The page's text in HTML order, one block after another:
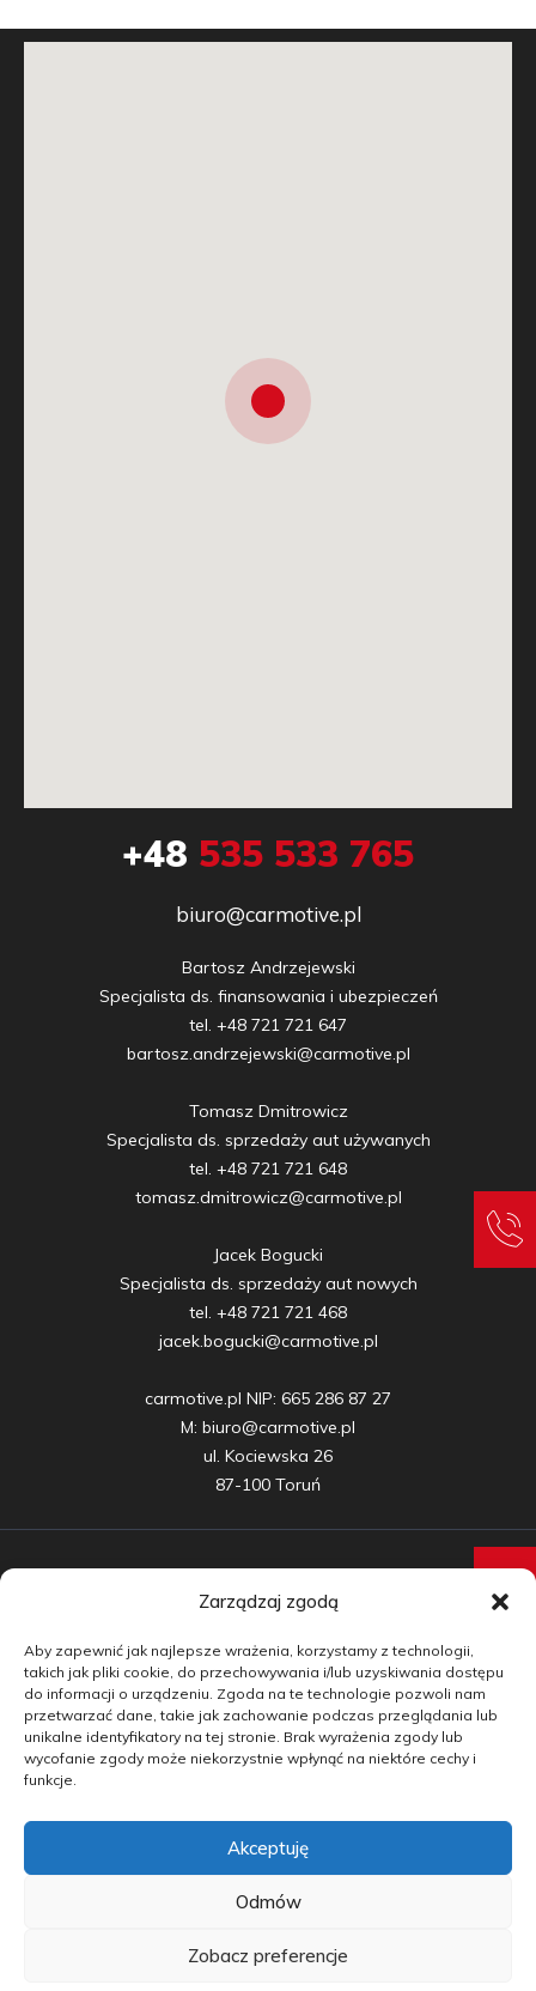
Zarządzaj zgodą
Aby zapewnić jak najlepsze wrażenia, korzystamy z technologii,
takich jak pliki cookie, do przechowywania i/lub uzyskiwania dostępu
do informacji o urządzeniu. Zgoda na te technologie pozwoli nam
przetwarzać dane, takie jak zachowanie podczas przeglądania lub
unikalne identyfikatory na tej stronie. Brak wyrażenia zgody lub
wycofanie zgody może niekorzystnie wpłynąć na niektóre cechy i
funkcje.
Akceptuję
Odmów
Zobacz preferencje
+48 535 533 765
biuro@carmotive.pl
Bartosz Andrzejewski
Specjalista ds. finansowania i ubezpieczeń
tel. +48 721 721 647
bartosz.andrzejewski@carmotive.pl
Tomasz Dmitrowicz
Specjalista ds. sprzedaży aut używanych
tel. +48 721 721 648
tomasz.dmitrowicz@carmotive.pl
Jacek Bogucki
Specjalista ds. sprzedaży aut nowych
tel. +48 721 721 468
jacek.bogucki@carmotive.pl
carmotive.pl NIP: 665 286 87 27
M: biuro@carmotive.pl
ul. Kociewska 26
87-100 Toruń
Samochody nowe
Samochody używane
Auta w leasingu
Doradztwo
copyright by carmotive.pl 2026©